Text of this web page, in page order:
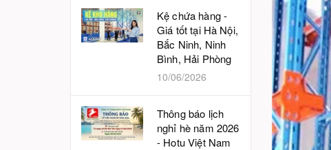
Kệ chứa hàng -
Giá tốt tại Hà Nội,
Bắc Ninh, Ninh
Bình, Hải Phòng
10/06/2026
Thông báo lịch
nghỉ hè năm 2026
- Hotu Việt Nam